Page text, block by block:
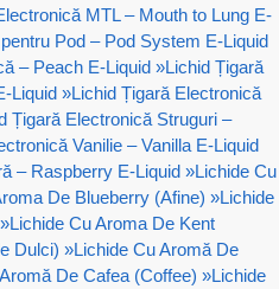
MTL – Mouth to Lung E-
Pod – Pod System E-Liquid
– Peach E-Liquid »Lichid Țigară
Liquid »Lichid Țigară Electronică
Țigară Electronică Struguri –
Vanilie – Vanilla E-Liquid
– Raspberry E-Liquid »Lichide Cu
De Blueberry (Afine) »Lichide
»Lichide Cu Aroma De Kent
Dulci) »Lichide Cu Aromă De
De Cafea (Coffee) »Lichide